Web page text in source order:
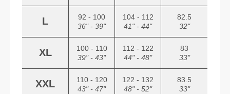
L
92 - 100
36" - 39"
104 - 112
41" - 44"
82.5
32"
XL
100 - 110
39" - 43"
112 - 122
44" - 48"
83
33"
XXL
110 - 120
43" - 47"
122 - 132
48" - 52"
83.5
33"